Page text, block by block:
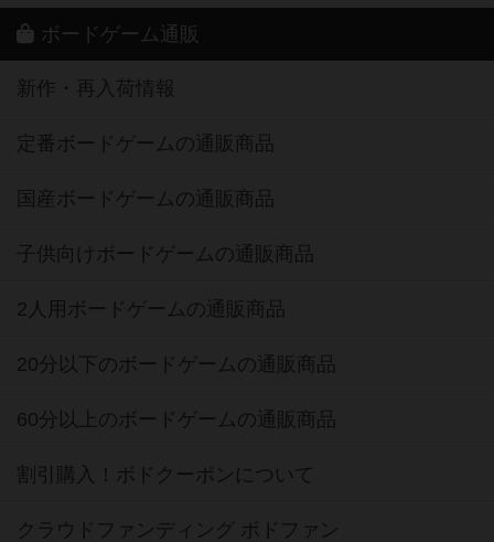
ボードゲーム通販
新作・再入荷情報
定番ボードゲームの通販商品
国産ボードゲームの通販商品
子供向けボードゲームの通販商品
2人用ボードゲームの通販商品
20分以下のボードゲームの通販商品
60分以上のボードゲームの通販商品
割引購入！ボドクーポンについて
クラウドファンディング ボドファン